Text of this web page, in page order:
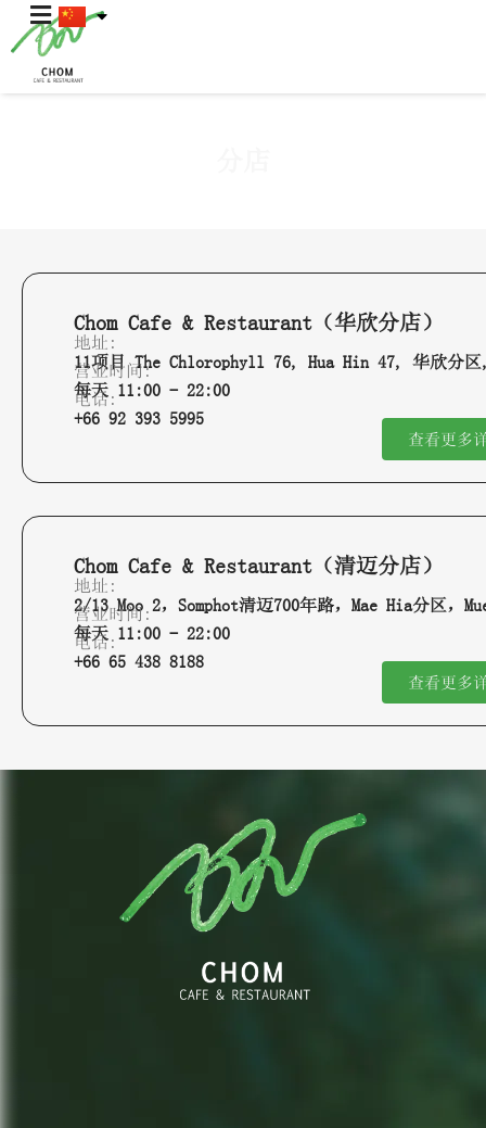
Chom Cafe & Restaurant（华欣分店）
地址:
11项目 The Chlorophyll 76, Hua Hin 47, 华欣分
营业时间:
每天 11:00 - 22:00
电话:
+66 92 393 5995
查看更多
Chom Cafe & Restaurant（清迈分店）
地址:
2/13 Moo 2，Somphot清迈700年路，Mae Hia分区，
营业时间:
每天 11:00 - 22:00
电话:
+66 65 438 8188
查看更多